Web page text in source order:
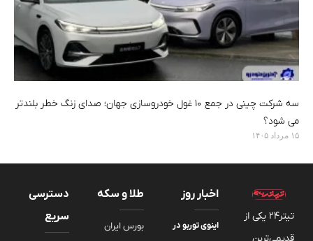
سه شرکت چینی در جمع ۱۰ غول خودروسازی جهان؛ صدای زنگ خطر بلندتر
می شود؟
۱۵ مرداد ۱۴۰۵
تیتر24 یکی از
اخبار روز
اینوی توربو در
طلا و سکه
بورس ایران
دسترسی
سریع